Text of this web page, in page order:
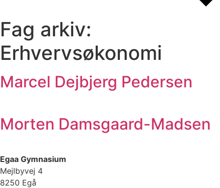
Fag arkiv:
Erhvervsøkonomi
Marcel Dejbjerg Pedersen
Morten Damsgaard-Madsen
Egaa Gymnasium
Mejlbyvej 4
8250 Egå